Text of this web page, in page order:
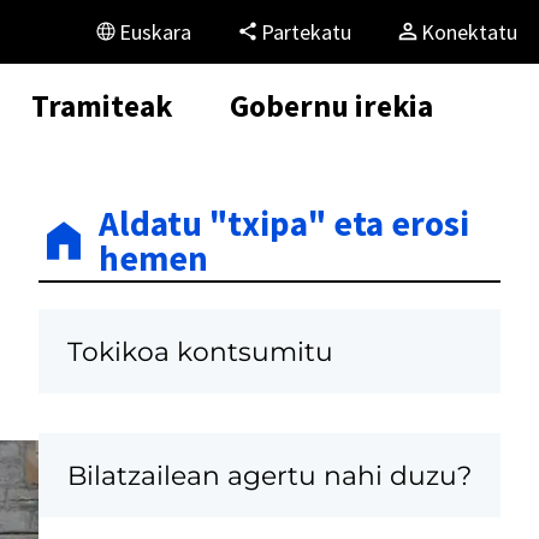
Euskara Partekatu Konektatu
Tramiteak Gobernu irekia
K
Aldatu "txipa" eta erosi
hemen
Tokikoa kontsumitu
Bilatzailean agertu nahi duzu?